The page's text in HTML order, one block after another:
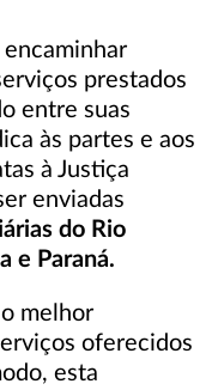
prestados
entre suas
às partes e aos
à Justiça
enviadas
do Rio
e Paraná.
melhor
oferecidos
esta